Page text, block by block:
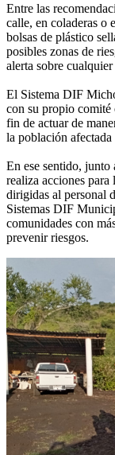
Entre las
calle, en coladeras o
bolsas de plástico
posibles zonas de
alerta sobre
El Sistema DIF
con su propio
fin de actuar de
la población afectada
En ese sentido,
realiza acciones
dirigidas al personal
Sistemas DIF
comunidades con
prevenir riesgos.